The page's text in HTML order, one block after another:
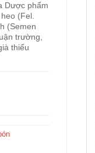
Dược phẩm
(Fel.
(Semen
trường,
thiểu